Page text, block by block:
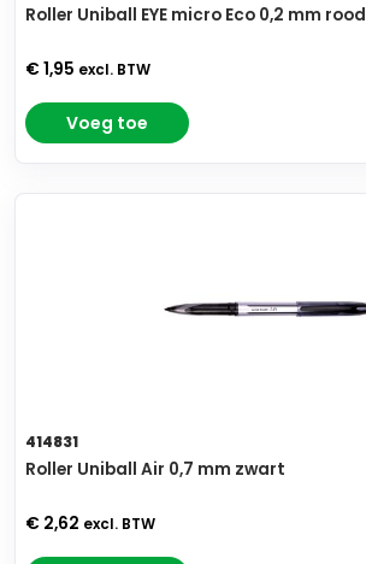
Roller Uniball EYE micro Eco 0,2 mm rood
€ 1,95 excl. BTW
Voeg toe
414831
Roller Uniball Air 0,7 mm zwart
€ 2,62 excl. BTW